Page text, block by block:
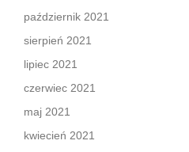
październik 2021
sierpień 2021
lipiec 2021
czerwiec 2021
maj 2021
kwiecień 2021